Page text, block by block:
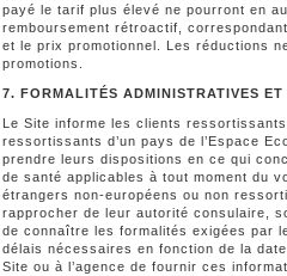
payé le tarif plus élevé ne pourront en
remboursement rétroactif,
et le prix promotionnel. Les réductions
promotions.
7. FORMALITÉS ADMINISTRATIVES ET
Le Site informe les clients
ressortissants d’un pays de l’Espace
prendre leurs dispositions en ce qui
de santé applicables à tout moment du
étrangers non-européens ou non
rapprocher de leur autorité consulaire,
de connaître les formalités exigées par
délais nécessaires en fonction de la
Site ou à l’agence de fournir ces